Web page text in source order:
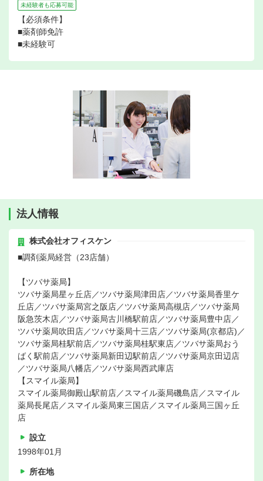
未経験者も応募可能
【必須条件】
■薬剤師免許
■未経験可
法人情報
株式会社オフィスケン
■調剤薬局経営（23店舗）
【ツバサ薬局】
ツバサ薬局星ヶ丘店／ツバサ薬局津田店／ツバサ薬局香里ケ
丘店／ツバサ薬局宮之阪店／ツバサ薬局高槻店／ツバサ薬局
阪急茨木店／ツバサ薬局古川橋駅前店／ツバサ薬局豊中店／
ツバサ薬局吹田店／ツバサ薬局十三店／ツバサ薬局(京都店)／
ツバサ薬局桂駅前店／ツバサ薬局桂駅東店／ツバサ薬局おう
ばく駅前店／ツバサ薬局新田辺駅前店／ツバサ薬局京田辺店
／ツバサ薬局八幡店／ツバサ薬局西武庫店
【スマイル薬局】
スマイル薬局御殿山駅前店／スマイル薬局磯島店／スマイル
薬局長尾店／スマイル薬局東三国店／スマイル薬局三国ヶ丘
店
設立
1998年01月
所在地